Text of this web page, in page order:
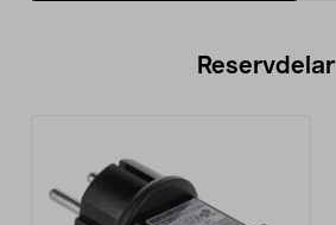
Reservdelar